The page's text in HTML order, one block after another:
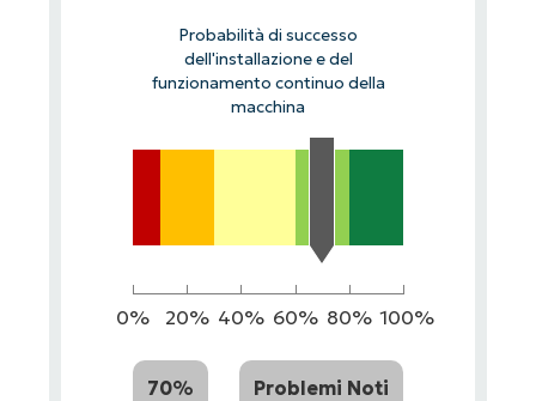
Probabilità di successo
dell'installazione e del
funzionamento continuo della
macchina
0% 20% 40% 60% 80% 100%
70% Problemi Noti